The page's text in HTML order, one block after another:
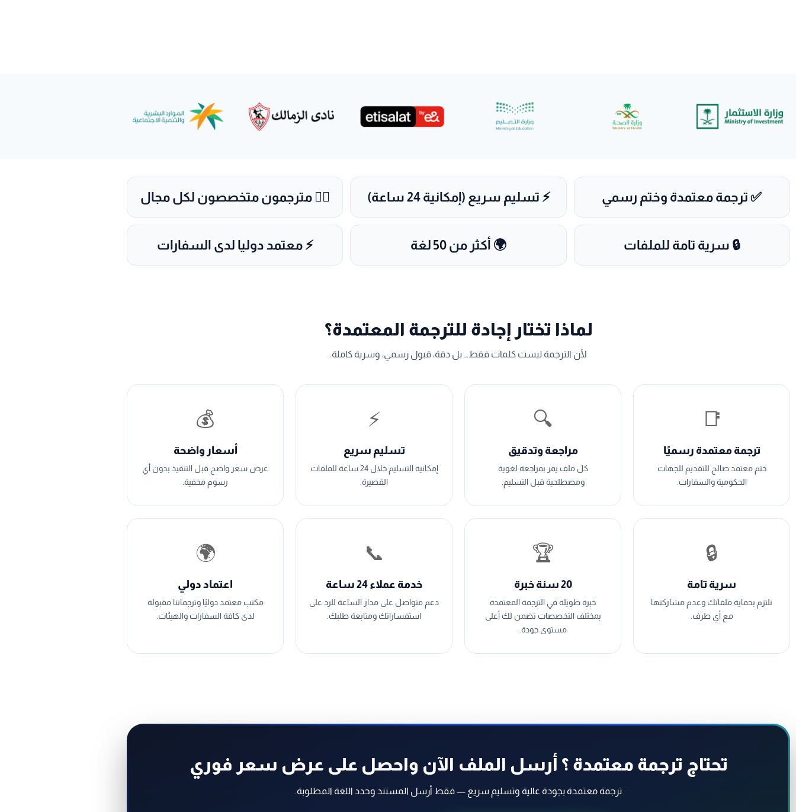
✅ ترجمة معتمدة وختم رسمي ⚡ تسليم سريع (إمكانية 24 ساعة) 👨‍⚖️ مترجمون متخصصون لكل مجال
🔒 سرية تامة للملفات 🌍 أكثر من 50 لغة ⚡ معتمد دوليا لدى السفارات
لماذا تختار إجادة للترجمة المعتمدة؟
لأن الترجمة ليست كلمات فقط… بل دقة، قبول رسمي، وسرية كاملة.
📑
ترجمة معتمدة رسميًا
ختم معتمد صالح للتقديم للجهات
الحكومية والسفارات.
🔍
مراجعة وتدقيق
كل ملف يمر بمراجعة لغوية
ومصطلحية قبل التسليم.
⚡
تسليم سريع
إمكانية التسليم خلال 24 ساعة للملفات
القصيرة.
💰
أسعار واضحة
عرض سعر واضح قبل التنفيذ بدون أي
رسوم مخفية.
🔒
سرية تامة
نلتزم بحماية ملفاتك وعدم مشاركتها
مع أي طرف.
🏆
20 سنة خبرة
خبرة طويلة في الترجمة المعتمدة
بمختلف التخصصات تضمن لك أعلى
مستوى جودة.
📞
خدمة عملاء 24 ساعة
دعم متواصل على مدار الساعة للرد على
استفساراتك ومتابعة طلبك.
🌍
اعتماد دولي
مكتب معتمد دوليًا وترجماتنا مقبولة
لدى كافة السفارات والهيئات.
تحتاج ترجمة معتمدة ؟ أرسل الملف الآن واحصل على عرض سعر فوري
ترجمة معتمدة بجودة عالية وتسليم سريع — فقط أرسل المستند وحدد اللغة المطلوبة.